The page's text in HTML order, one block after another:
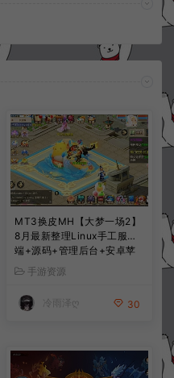
MT3换皮MH【大梦一场2】
8月最新整理Linux手工服务
端+源码+管理后台+安卓苹
果双端+详细搭建教程+视频
教程
手游资源
冷雨泽ღ 30